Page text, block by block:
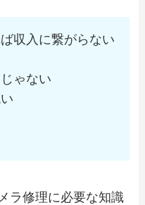
収入に繋がらない
ゃない
ラ修理に必要な知識